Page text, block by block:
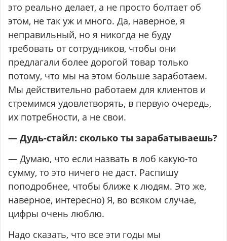
это реально делает, а не просто болтает об
этом, не так уж и много. Да, наверное, я
неправильный, но я никогда не буду
требовать от сотрудников, чтобы они
предлагали более дорогой товар только
потому, что мы на этом больше заработаем.
Мы действительно работаем для клиентов и
стремимся удовлетворять, в первую очередь,
их потребности, а не свои.
— Дудь-стайл: сколько ты зарабатываешь?
— Думаю, что если назвать в лоб какую-то
сумму, то это ничего не даст. Распишу
поподробнее, чтобы ближе к людям. Это же,
наверное, интересно) Я, во всяком случае,
цифры очень люблю.
Надо сказать, что все эти годы мы